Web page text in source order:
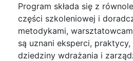
Program składa się z
części szkoleniowej i
metodykami,
są uznani eksperci,
dziedziny wdrażania i